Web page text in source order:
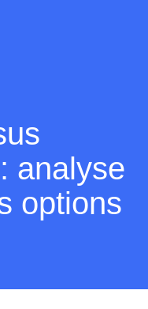
analyse
options